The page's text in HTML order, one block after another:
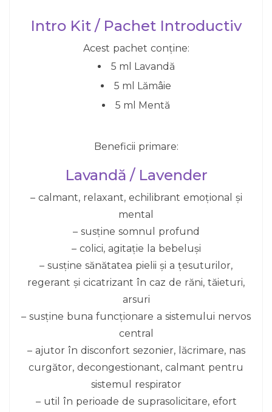
Intro Kit / Pachet Introductiv
Acest pachet conține:
5 ml Lavandă
5 ml Lămâie
5 ml Mentă
Beneficii primare:
Lavandă / Lavender
– calmant, relaxant, echilibrant emoțional și
mental
– susține somnul profund
– colici, agitație la bebeluși
– susține sănătatea pielii și a țesuturilor,
regerant și cicatrizant în caz de răni, tăieturi,
arsuri
– susține buna funcționare a sistemului nervos
central
– ajutor în disconfort sezonier, lăcrimare, nas
curgător, decongestionant, calmant pentru
sistemul respirator
– util în perioade de suprasolicitare, efort